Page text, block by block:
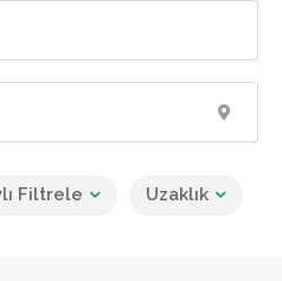
Filtrele Uzaklık